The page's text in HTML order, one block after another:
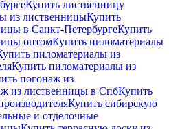
Купить лиственницу
из лиственницыКупить
в Санкт-ПетербургеКупить
оптомКупить пиломатериалы
пиломатериалы из
Купить пиломатериалы из
погонаж из
из лиственницы в СпбКупить
Купить сибирскую
и отделочные